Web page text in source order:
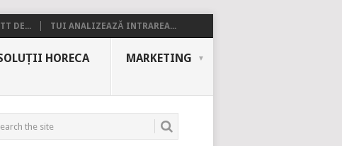
DE... TUI ANALIZEAZĂ INTRAREA...
HORECA MARKETING